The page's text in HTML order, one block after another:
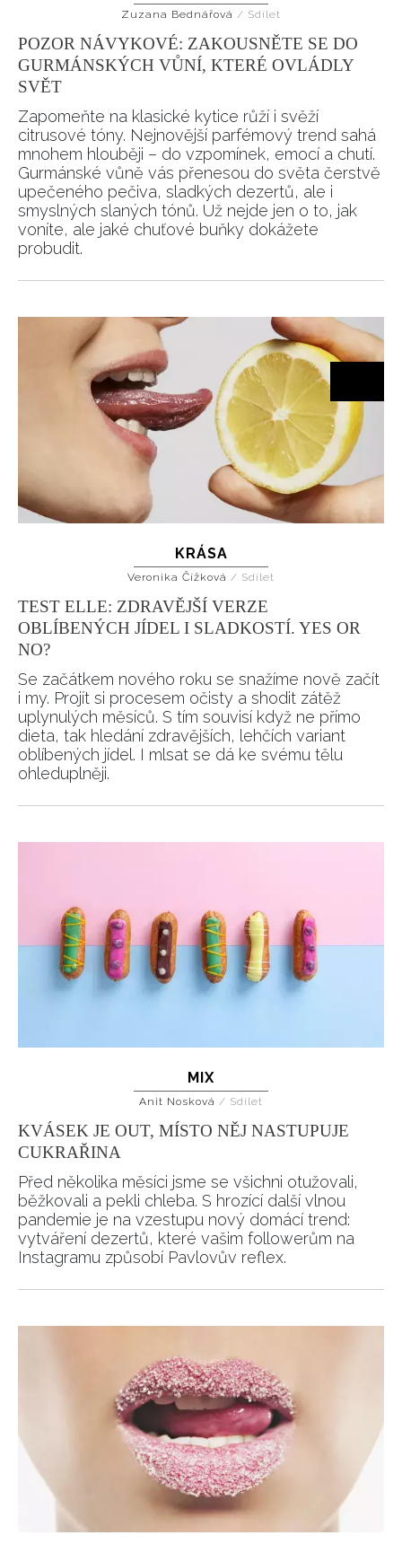
Zuzana Bednářová / Sdílet
POZOR NÁVYKOVÉ: ZAKOUSNĚTE SE DO
GURMÁNSKÝCH VŮNÍ, KTERÉ OVLÁDLY
SVĚT
Zapomeňte na klasické kytice růží i svěží
citrusové tóny. Nejnovější parfémový trend sahá
mnohem hlouběji – do vzpomínek, emocí a chutí.
Gurmánské vůně vás přenesou do světa čerstvě
upečeného pečiva, sladkých dezertů, ale i
smyslných slaných tónů. Už nejde jen o to, jak
voníte, ale jaké chuťové buňky dokážete
probudit.
KRÁSA
Veronika Čížková / Sdílet
TEST ELLE: ZDRAVĚJŠÍ VERZE
OBLÍBENÝCH JÍDEL I SLADKOSTÍ. YES OR
NO?
Se začátkem nového roku se snažíme nově začít
i my. Projít si procesem očisty a shodit zátěž
uplynulých měsíců. S tím souvisí když ne přímo
dieta, tak hledání zdravějších, lehčích variant
oblíbených jídel. I mlsat se dá ke svému tělu
ohleduplněji.
MIX
Anit Nosková / Sdílet
KVÁSEK JE OUT, MÍSTO NĚJ NASTUPUJE
CUKRAŘINA
Před několika měsíci jsme se všichni otužovali,
běžkovali a pekli chleba. S hrozící další vlnou
pandemie je na vzestupu nový domácí trend:
vytváření dezertů, které vašim followerům na
Instagramu způsobí Pavlovův reflex.